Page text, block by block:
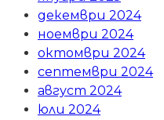
декември 2024
ноември 2024
октомври 2024
септември 2024
август 2024
юли 2024